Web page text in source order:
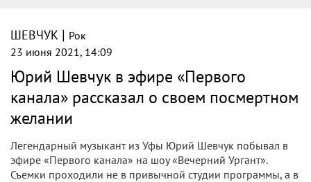
ШЕВЧУК | Рок
23 июня 2021, 14:09
Юрий Шевчук в эфире «Первого
канала» рассказал о своем посмертном
желании
Легендарный музыкант из Уфы Юрий Шевчук побывал в
эфире «Первого канала» на шоу «Вечерний Ургант».
Съемки проходили не в привычной студии программы, а в